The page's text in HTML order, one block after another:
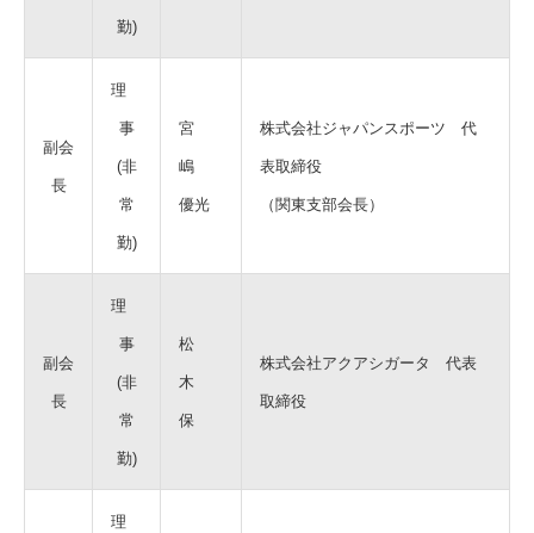
勤)
副会
長
理
事
(非
常
勤)
宮
嶋
優光
株式会社ジャパンスポーツ 代
表取締役
（関東支部会長）
副会
長
理
事
(非
常
勤)
松
木
保
株式会社アクアシガータ 代表
取締役
理